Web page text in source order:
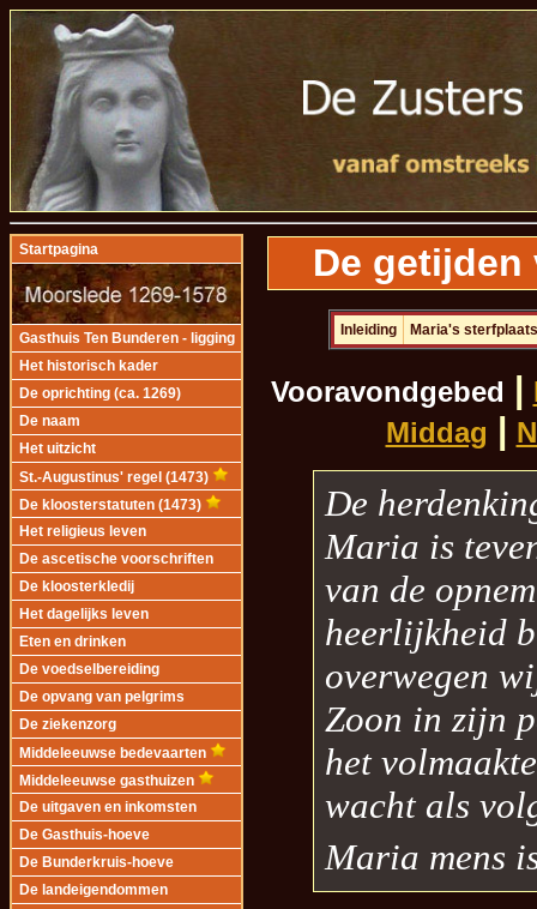
Startpagina
Gasthuis Ten Bunderen - ligging
Het historisch kader
De oprichting (ca. 1269)
De naam
Het uitzicht
St.-Augustinus' regel (1473)
De kloosterstatuten (1473)
Het religieus leven
De ascetische voorschriften
De kloosterkledij
Het dagelijks leven
Eten en drinken
De voedselbereiding
De opvang van pelgrims
De ziekenzorg
Middeleeuwse bedevaarten
Middeleeuwse gasthuizen
De uitgaven en inkomsten
De Gasthuis-hoeve
De Bunderkruis-hoeve
De landeigendommen
De getijden
Inleiding Maria's sterfplaats
Vooravondgebed
Middag
De
Maria is
van de
heerlijkheid
overwegen
Zoon in zijn
het
wacht als
Maria mens